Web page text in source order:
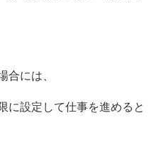
合には、
に設定して仕事を進めると